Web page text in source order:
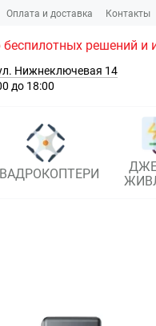
Оплата и доставка Контакты
беспилотных решений и
Нижнеключевая 14
до 18:00